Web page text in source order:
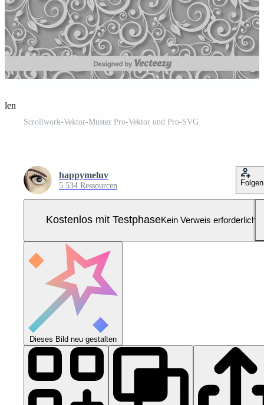
Scrollwork-Vektor-Muster Pro-Vektor und Pro-SVG
happymeluv
5.534 Ressourcen Folgen
Kostenlos mit TestphaseKein Verweis erforderlich
Dieses Bild neu gestalten